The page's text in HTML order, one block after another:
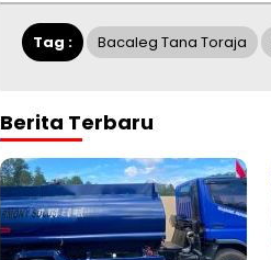
Tag : Bacaleg Tana Toraja
Berita Terbaru